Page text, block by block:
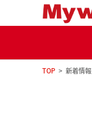
TOP 新着情報